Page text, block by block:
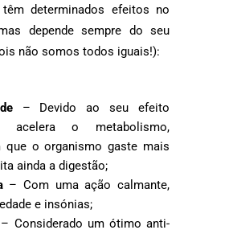
determinados efeitos no
depende sempre do seu
não somos todos iguais!):
– Devido ao seu efeito
acelera o metabolismo,
que o organismo gaste mais
ainda a digestão;
– Com uma ação calmante,
e insónias;
– Considerado um ótimo anti-